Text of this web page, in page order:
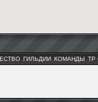
ГИЛЬДИИ КОМАНДЫ ТР